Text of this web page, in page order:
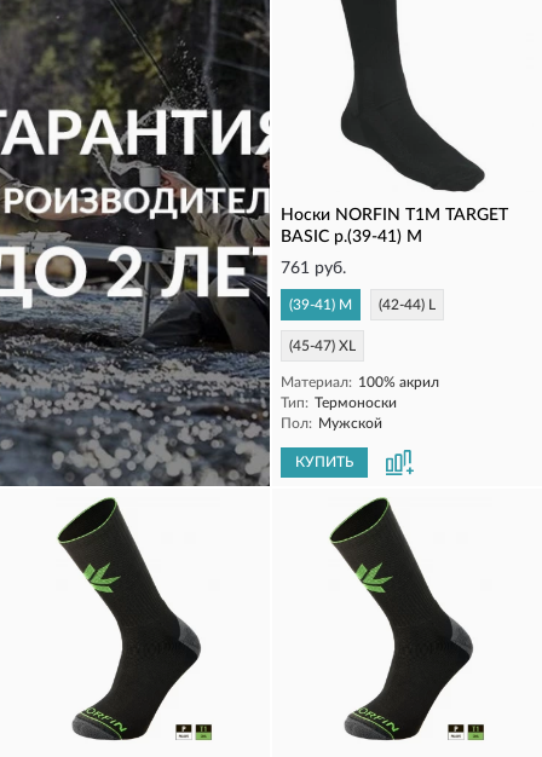
КУПИТЬ
Носки NORFIN T1M TARGET
BASIC р.(39-41) M
761 руб.
(39-41) M (42-44) L
(45-47) XL
Материал: 100% акрил
Тип: Термоноски
Пол: Мужской
КУПИТЬ